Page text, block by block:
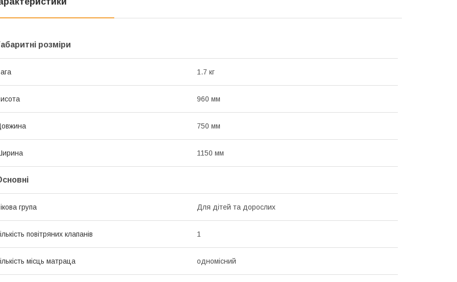
розміри
1.7 кг
960 мм
750 мм
1150 мм
група Для дітей та дорослих
повітряних клапанів 1
місць матраца одномісний